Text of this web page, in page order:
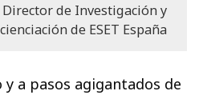
Director de Investigación y
de ESET España
y a pasos agigantados de